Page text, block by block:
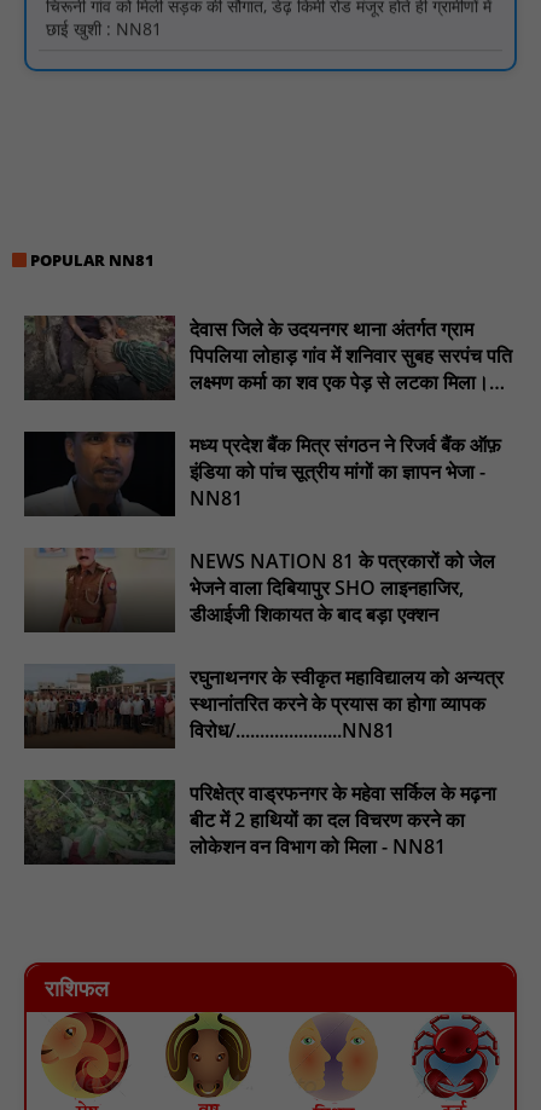
नाबालिग पीड़ितों की पहचान सोशल मीडिया पर साझा करना कानूनन अपराध
— नरसिंहपुर पुलिस की अपील : NN81
मगरौनी पुलिस की बड़ी कार्रवाई लंबे समय से फरार एक स्थाई वारंटी सहित दो
21 वर्षों बाद फिर गूंजी पाठशाला की घंटी: मेटापारा कोरसागुड़ा प्राथमिक शाला
का हुआ पुनः संचालन : NN81
गहनता एवं सूक्ष्मता से निरीक्षण कर सम्बन्धित को आवश्यक दिशा-निर्देश दिया
गया : NN81
इंदिरा मिनी स्टेडियम में मुख्य समारोह स्थल का निरीक्षण कर अधिकारियों को
दिए समय-सीमा में तैयारी पूर्ण करने के निर्देश : NN81
₹10 न्यूनतम किराया, ₹2 प्रति किमी दर: सिवनी में बस यात्रियों पर बढ़ेगा
आर्थिक दबाव, राजपत्र में नई किराया दरें: NN81
चिरूनी गांव को मिली सड़क की सौगात, डेढ़ किमी रोड मंजूर होते ही ग्रामीणों में
POPULAR NN81
देवास जिले के उदयनगर थाना अंतर्गत ग्राम
पिपलिया लोहाड़ गांव में शनिवार सुबह सरपंच पति
लक्ष्मण कर्मा का शव एक पेड़ से लटका मिला।
मध्य प्रदेश बैंक मित्र संगठन ने रिजर्व बैंक ऑफ़
इंडिया को पांच सूत्रीय मांगों का ज्ञापन भेजा -
NN81
NEWS NATION 81 के पत्रकारों को जेल
भेजने वाला दिबियापुर SHO लाइनहाजिर,
डीआईजी शिकायत के बाद बड़ा एक्शन
रघुनाथनगर के स्वीकृत महाविद्यालय को अन्यत्र
स्थानांतरित करने के प्रयास का होगा व्यापक
विरोध/......................NN81
परिक्षेत्र वाड्रफनगर के महेवा सर्किल के मढ़ना
बीट में 2 हाथियों का दल विचरण करने का
लोकेशन वन विभाग को मिला - NN81
राशिफल